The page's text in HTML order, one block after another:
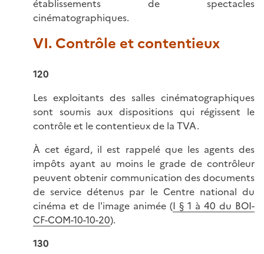
établissements de spectacles
cinématographiques.
VI. Contrôle et contentieux
120
Les exploitants des salles cinématographiques
sont soumis aux dispositions qui régissent le
contrôle et le contentieux de la TVA.
À cet égard, il est rappelé que les agents des
impôts ayant au moins le grade de contrôleur
peuvent obtenir communication des documents
de service détenus par le Centre national du
cinéma et de l'image animée (I § 1 à 40 du BOI-
CF-COM-10-10-20).
130